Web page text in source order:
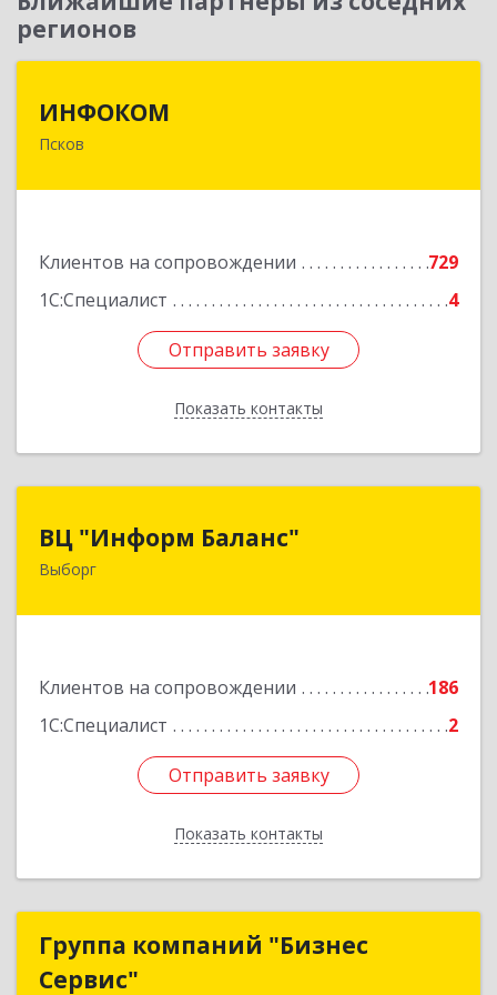
регионов
ИНФОКОМ
Псков
Клиентов на сопровождении
729
1С:Специалист
4
Отправить заявку
Показать контакты
180000, Псковская обл, Псков г, Советская ул,
Отправить заявку
Назад
ВЦ "Информ Баланс"
Выборг
Клиентов на сопровождении
186
1С:Специалист
2
Отправить заявку
Показать контакты
188800, Ленинградская обл, Выборгский р-н,
Отправить заявку
Назад
Группа компаний "Бизнес
Сервис"
Группа компаний "Бизнес